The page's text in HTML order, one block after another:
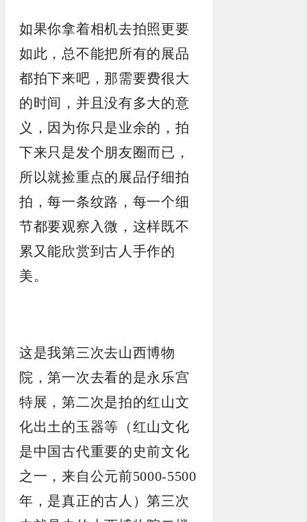
如果你拿着相机去拍照更要
如此，总不能把所有的展品
都拍下来吧，那需要费很大
的时间，并且没有多大的意
义，因为你只是业余的，拍
下来只是发个朋友圈而已，
所以就捡重点的展品仔细拍
拍，每一条纹路，每一个细
节都要观察入微，这样既不
累又能欣赏到古人手作的
美。
这是我第三次去山西博物
院，第一次去看的是永乐宫
特展，第二次是拍的红山文
化出土的玉器等（红山文化
是中国古代重要的史前文化
之一，来自公元前5000-5500
年，是真正的古人）第三次